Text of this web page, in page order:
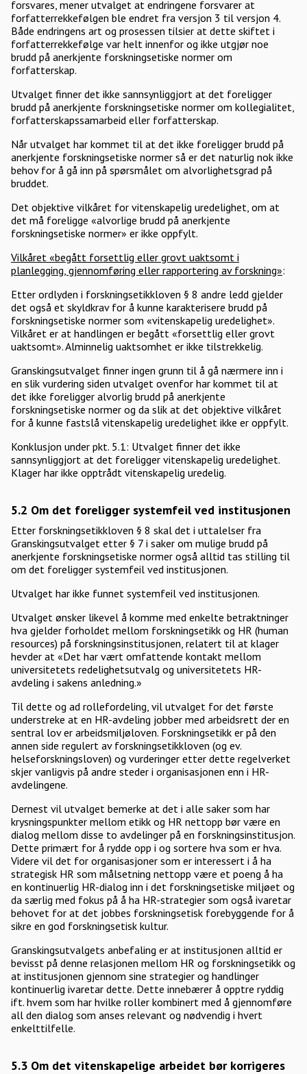
forsvares, mener utvalget at endringene forsvarer at
forfatterrekkefølgen ble endret fra versjon 3 til versjon 4.
Både endringens art og prosessen tilsier at dette skiftet i
forfatterrekkefølge var helt innenfor og ikke utgjør noe
brudd på anerkjente forskningsetiske normer om
forfatterskap.
Utvalget finner det ikke sannsynliggjort at det foreligger
brudd på anerkjente forskningsetiske normer om kollegialitet,
forfatterskapssamarbeid eller forfatterskap.
Når utvalget har kommet til at det ikke foreligger brudd på
anerkjente forskningsetiske normer så er det naturlig nok ikke
behov for å gå inn på spørsmålet om alvorlighetsgrad på
bruddet.
Det objektive vilkåret for vitenskapelig uredelighet, om at
det må foreligge «alvorlige brudd på anerkjente
forskningsetiske normer» er ikke oppfylt.
Vilkåret «begått forsettlig eller grovt uaktsomt i
planlegging, gjennomføring eller rapportering av forskning»:
Etter ordlyden i forskningsetikkloven § 8 andre ledd gjelder
det også et skyldkrav for å kunne karakterisere brudd på
forskningsetiske normer som «vitenskapelig uredelighet».
Vilkåret er at handlingen er begått «forsettlig eller grovt
uaktsomt». Alminnelig uaktsomhet er ikke tilstrekkelig.
Granskingsutvalget finner ingen grunn til å gå nærmere inn i
en slik vurdering siden utvalget ovenfor har kommet til at
det ikke foreligger alvorlig brudd på anerkjente
forskningsetiske normer og da slik at det objektive vilkåret
for å kunne fastslå vitenskapelig uredelighet ikke er oppfylt.
Konklusjon under pkt. 5.1: Utvalget finner det ikke
sannsynliggjort at det foreligger vitenskapelig uredelighet.
Klager har ikke opptrådt vitenskapelig uredelig.
5.2 Om det foreligger systemfeil ved institusjonen
Etter forskningsetikkloven § 8 skal det i uttalelser fra
Granskingsutvalget etter § 7 i saker om mulige brudd på
anerkjente forskningsetiske normer også alltid tas stilling til
om det foreligger systemfeil ved institusjonen.
Utvalget har ikke funnet systemfeil ved institusjonen.
Utvalget ønsker likevel å komme med enkelte betraktninger
hva gjelder forholdet mellom forskningsetikk og HR (human
resources) på forskningsinstitusjonen, relatert til at klager
hevder at «Det har vært omfattende kontakt mellom
universitetets redelighetsutvalg og universitetets HR-
avdeling i sakens anledning.»
Til dette og ad rollefordeling, vil utvalget for det første
understreke at en HR-avdeling jobber med arbeidsrett der en
sentral lov er arbeidsmiljøloven. Forskningsetikk er på den
annen side regulert av forskningsetikkloven (og ev.
helseforskningsloven) og vurderinger etter dette regelverket
skjer vanligvis på andre steder i organisasjonen enn i HR-
avdelingene.
Dernest vil utvalget bemerke at det i alle saker som har
krysningspunkter mellom etikk og HR nettopp bør være en
dialog mellom disse to avdelinger på en forskningsinstitusjon.
Dette primært for å rydde opp i og sortere hva som er hva.
Videre vil det for organisasjoner som er interessert i å ha
strategisk HR som målsetning nettopp være et poeng å ha
en kontinuerlig HR-dialog inn i det forskningsetiske miljøet og
da særlig med fokus på å ha HR-strategier som også ivaretar
behovet for at det jobbes forskningsetisk forebyggende for å
sikre en god forskningsetisk kultur.
Granskingsutvalgets anbefaling er at institusjonen alltid er
bevisst på denne relasjonen mellom HR og forskningsetikk og
at institusjonen gjennom sine strategier og handlinger
kontinuerlig ivaretar dette. Dette innebærer å opptre ryddig
ift. hvem som har hvilke roller kombinert med å gjennomføre
all den dialog som anses relevant og nødvendig i hvert
enkelttilfelle.
5.3 Om det vitenskapelige arbeidet bør korrigeres